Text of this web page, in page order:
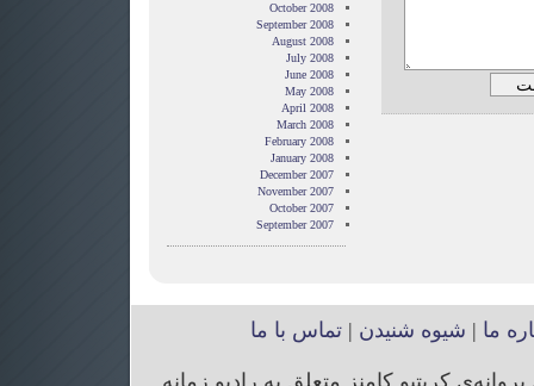
October 2008
September 2008
August 2008
July 2008
June 2008
May 2008
April 2008
March 2008
February 2008
January 2008
December 2007
November 2007
October 2007
September 2007
ما | شیوه شنیدن |تماس با ما
کریتیو کامنز متعلق به رادیو زمانه